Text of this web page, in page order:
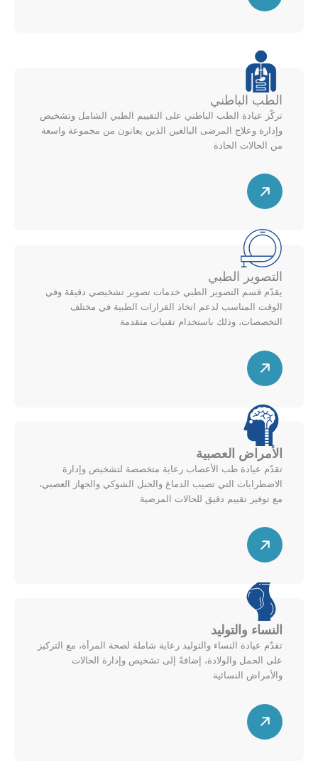
ل
أ
ع
ل
ى
م
ط
ط
ط
ر
ي
ل
ل
ي
ي
ن
ل
ل
أ
ع
ل
ى
م
ط
ط
الطب الباطني
تركّز عيادة الطب الباطني على التقييم الطبي الشامل وتشخيص
وإدارة وعلاج المرضى البالغين الذين يعانون من مجموعة واسعة
من الحالات الحادة
س
ه
ق
ط
ر
ي
ل
ل
م
ي
ل
ل
أ
ع
ل
ى
خ
ط
التصوير الطبي
يقدّم قسم التصوير الطبي خدمات تصوير تشخيصي دقيقة وفي
الوقت المناسب لدعم اتخاذ القرارات الطبية في مختلف
التخصصات، وذلك باستخدام تقنيات متقدمة
س
ه
ق
ط
ر
ي
ل
ل
م
ي
ل
ل
أ
ع
ل
ى
خ
ط
الأمراض العصبية
تقدّم عيادة طب الأعصاب رعاية متخصصة لتشخيص وإدارة
الاضطرابات التي تصيب الدماغ والحبل الشوكي والجهاز العصبي،
مع توفير تقييم دقيق للحالات المرضية
س
ه
ق
ط
ر
ي
ل
ل
م
ي
النساء والتوليد
تقدّم عيادة النساء والتوليد رعاية شاملة لصحة المرأة، مع التركيز
على الحمل والولادة، إضافةً إلى تشخيص وإدارة الحالات
والأمراض النسائية
س
ه